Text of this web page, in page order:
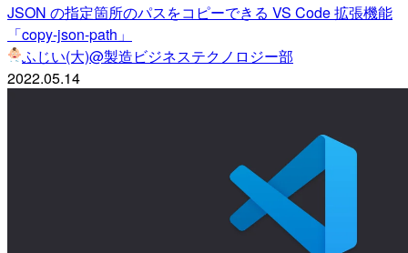
JSON の指定箇所のパスをコピーできる VS Code 拡張機能
「copy-json-path」
ふじい(大)@製造ビジネステクノロジー部
2022.05.14